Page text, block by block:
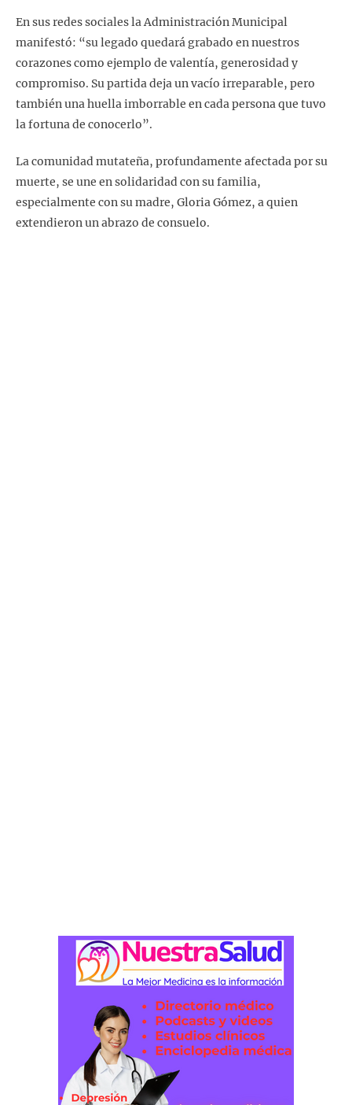
En sus redes sociales la Administración Municipal
manifestó: “su legado quedará grabado en nuestros
corazones como ejemplo de valentía, generosidad y
compromiso. Su partida deja un vacío irreparable, pero
también una huella imborrable en cada persona que tuvo
la fortuna de conocerlo”.
La comunidad mutateña, profundamente afectada por su
muerte, se une en solidaridad con su familia,
especialmente con su madre, Gloria Gómez, a quien
extendieron un abrazo de consuelo.